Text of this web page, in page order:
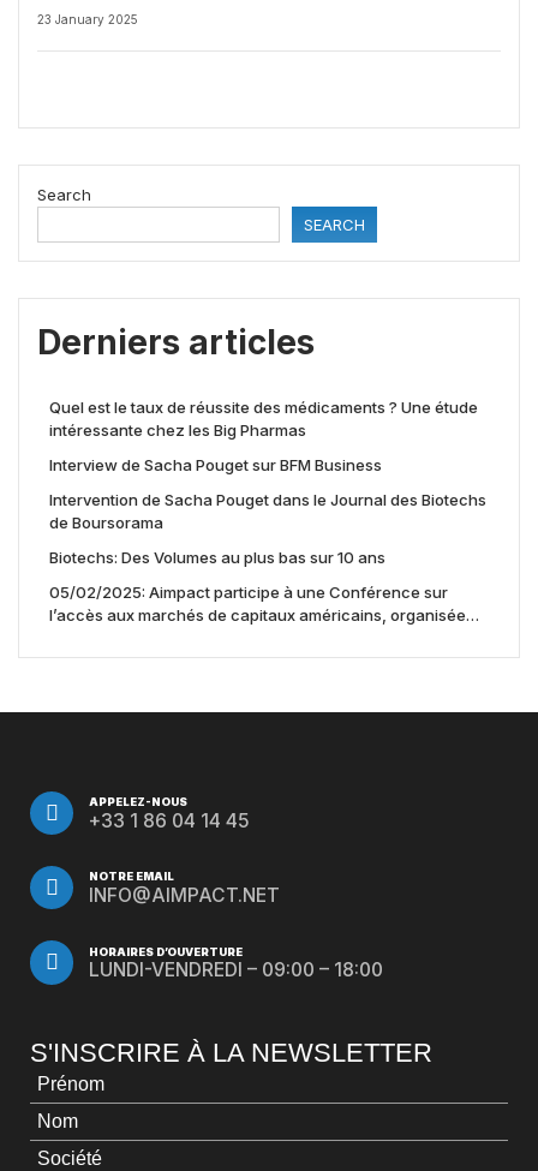
23 January 2025
Search
SEARCH
Derniers articles
Quel est le taux de réussite des médicaments ? Une étude
intéressante chez les Big Pharmas
Interview de Sacha Pouget sur BFM Business
Intervention de Sacha Pouget dans le Journal des Biotechs
de Boursorama
Biotechs: Des Volumes au plus bas sur 10 ans
05/02/2025: Aimpact participe à une Conférence sur
l’accès aux marchés de capitaux américains, organisée
APPELEZ-NOUS
+33 1 86 04 14 45
NOTRE EMAIL
INFO@AIMPACT.NET
HORAIRES D’OUVERTURE
LUNDI-VENDREDI – 09:00 – 18:00
S'INSCRIRE À LA NEWSLETTER